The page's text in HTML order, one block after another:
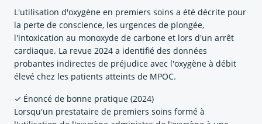
L'utilisation d'oxygène en premiers soins a été décrite pour
la perte de conscience, les urgences de plongée,
l'intoxication au monoxyde de carbone et lors d'un arrêt
cardiaque. La revue 2024 a identifié des données
probantes indirectes de préjudice avec l'oxygène à débit
élevé chez les patients atteints de MPOC.
✓ Énoncé de bonne pratique (2024)
Lorsqu'un prestataire de premiers soins formé à